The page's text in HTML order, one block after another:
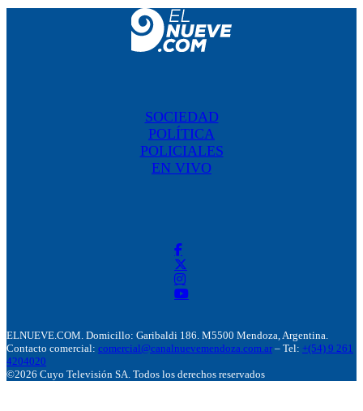
SOCIEDAD
POLÍTICA
POLICIALES
EN VIVO
ELNUEVE.COM. Domicillo: Garibaldi 186. M5500 Mendoza, Argentina.
Contacto comercial: comercial@canalnuevemendoza.com.ar – Tel: +(54) 9 261
4204020
©2026 Cuyo Televisión SA. Todos los derechos reservados